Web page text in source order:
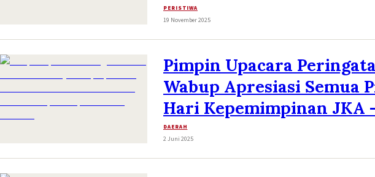
PERISTIWA
19 November 2025
Pimpin Upacara
Wabup Apresiasi Semua
Hari Kepemimpinan JKA
DAERAH
2 Juni 2025